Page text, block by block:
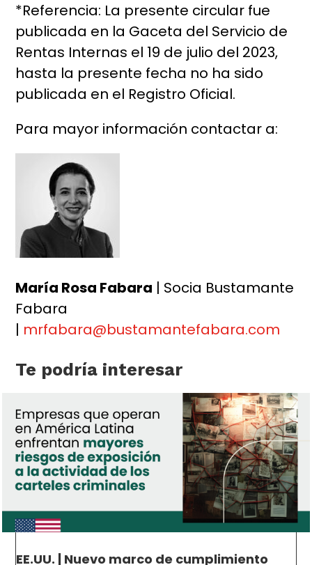
*Referencia: La presente circular fue
publicada en la Gaceta del Servicio de
Rentas Internas el 19 de julio del 2023,
hasta la presente fecha no ha sido
publicada en el Registro Oficial.
Para mayor información contactar a:
María Rosa Fabara | Socia Bustamante
Fabara
| mrfabara@bustamantefabara.com
Te podría interesar
EE.UU. | Nuevo marco de cumplimiento